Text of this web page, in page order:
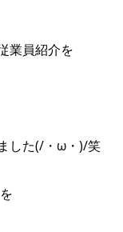
業員紹介を
した(/・ω・)/笑